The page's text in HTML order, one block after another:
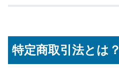
記載に使用できる？
電話番号について
特定商取引法とは？